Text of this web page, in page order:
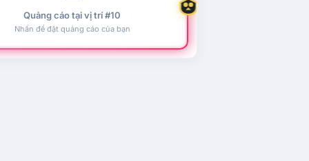
Quảng cáo tại vị trí #10
Nhấn để đặt quảng cáo của bạn